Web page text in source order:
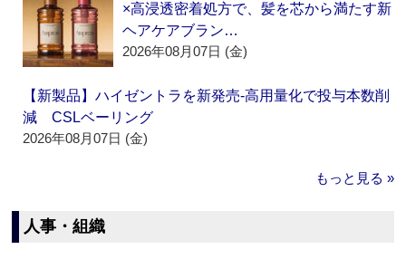
×高浸透密着処方で、髪を芯から満たす新
ヘアケアブラン…
2026年08月07日 (金)
【新製品】ハイゼントラを新発売‐高用量化で投与本数削
減 CSLベーリング
2026年08月07日 (金)
もっと見る »
人事・組織